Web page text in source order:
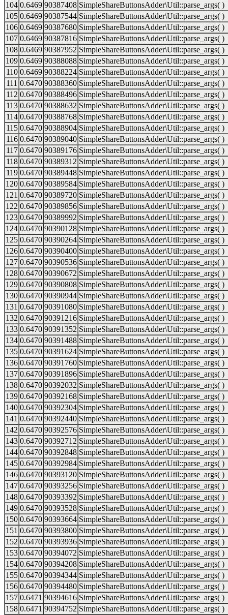
104 0.6469 90387408 SimpleShareButtonsAdder\Util::parse_args( )
105 0.6469 90387544 SimpleShareButtonsAdder\Util::parse_args( )
106 0.6469 90387680 SimpleShareButtonsAdder\Util::parse_args( )
107 0.6469 90387816 SimpleShareButtonsAdder\Util::parse_args( )
108 0.6469 90387952 SimpleShareButtonsAdder\Util::parse_args( )
109 0.6469 90388088 SimpleShareButtonsAdder\Util::parse_args( )
110 0.6469 90388224 SimpleShareButtonsAdder\Util::parse_args( )
111 0.6470 90388360 SimpleShareButtonsAdder\Util::parse_args( )
112 0.6470 90388496 SimpleShareButtonsAdder\Util::parse_args( )
113 0.6470 90388632 SimpleShareButtonsAdder\Util::parse_args( )
114 0.6470 90388768 SimpleShareButtonsAdder\Util::parse_args( )
115 0.6470 90388904 SimpleShareButtonsAdder\Util::parse_args( )
116 0.6470 90389040 SimpleShareButtonsAdder\Util::parse_args( )
117 0.6470 90389176 SimpleShareButtonsAdder\Util::parse_args( )
118 0.6470 90389312 SimpleShareButtonsAdder\Util::parse_args( )
119 0.6470 90389448 SimpleShareButtonsAdder\Util::parse_args( )
120 0.6470 90389584 SimpleShareButtonsAdder\Util::parse_args( )
121 0.6470 90389720 SimpleShareButtonsAdder\Util::parse_args( )
122 0.6470 90389856 SimpleShareButtonsAdder\Util::parse_args( )
123 0.6470 90389992 SimpleShareButtonsAdder\Util::parse_args( )
124 0.6470 90390128 SimpleShareButtonsAdder\Util::parse_args( )
125 0.6470 90390264 SimpleShareButtonsAdder\Util::parse_args( )
126 0.6470 90390400 SimpleShareButtonsAdder\Util::parse_args( )
127 0.6470 90390536 SimpleShareButtonsAdder\Util::parse_args( )
128 0.6470 90390672 SimpleShareButtonsAdder\Util::parse_args( )
129 0.6470 90390808 SimpleShareButtonsAdder\Util::parse_args( )
130 0.6470 90390944 SimpleShareButtonsAdder\Util::parse_args( )
131 0.6470 90391080 SimpleShareButtonsAdder\Util::parse_args( )
132 0.6470 90391216 SimpleShareButtonsAdder\Util::parse_args( )
133 0.6470 90391352 SimpleShareButtonsAdder\Util::parse_args( )
134 0.6470 90391488 SimpleShareButtonsAdder\Util::parse_args( )
135 0.6470 90391624 SimpleShareButtonsAdder\Util::parse_args( )
136 0.6470 90391760 SimpleShareButtonsAdder\Util::parse_args( )
137 0.6470 90391896 SimpleShareButtonsAdder\Util::parse_args( )
138 0.6470 90392032 SimpleShareButtonsAdder\Util::parse_args( )
139 0.6470 90392168 SimpleShareButtonsAdder\Util::parse_args( )
140 0.6470 90392304 SimpleShareButtonsAdder\Util::parse_args( )
141 0.6470 90392440 SimpleShareButtonsAdder\Util::parse_args( )
142 0.6470 90392576 SimpleShareButtonsAdder\Util::parse_args( )
143 0.6470 90392712 SimpleShareButtonsAdder\Util::parse_args( )
144 0.6470 90392848 SimpleShareButtonsAdder\Util::parse_args( )
145 0.6470 90392984 SimpleShareButtonsAdder\Util::parse_args( )
146 0.6470 90393120 SimpleShareButtonsAdder\Util::parse_args( )
147 0.6470 90393256 SimpleShareButtonsAdder\Util::parse_args( )
148 0.6470 90393392 SimpleShareButtonsAdder\Util::parse_args( )
149 0.6470 90393528 SimpleShareButtonsAdder\Util::parse_args( )
150 0.6470 90393664 SimpleShareButtonsAdder\Util::parse_args( )
151 0.6470 90393800 SimpleShareButtonsAdder\Util::parse_args( )
152 0.6470 90393936 SimpleShareButtonsAdder\Util::parse_args( )
153 0.6470 90394072 SimpleShareButtonsAdder\Util::parse_args( )
154 0.6470 90394208 SimpleShareButtonsAdder\Util::parse_args( )
155 0.6470 90394344 SimpleShareButtonsAdder\Util::parse_args( )
156 0.6470 90394480 SimpleShareButtonsAdder\Util::parse_args( )
157 0.6471 90394616 SimpleShareButtonsAdder\Util::parse_args( )
158 0.6471 90394752 SimpleShareButtonsAdder\Util::parse_args( )